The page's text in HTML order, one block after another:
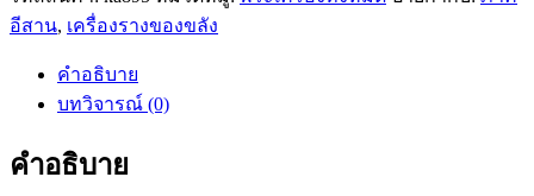
ครอง
ช้าง
สำนักสงฆ์
อีสาน, เครื่องรางของขลัง
คำอธิบาย
บทวิจารณ์ (0)
คำอธิบาย